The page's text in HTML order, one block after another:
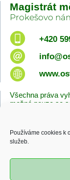
Používáme cookies k
služeb.
Magistrát
Prokešovo
+420
Všechna práva
možné pouze se
Zásady cookies
Poslední změna